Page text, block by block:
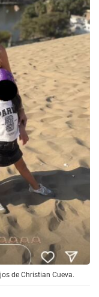
de Christian Cueva.